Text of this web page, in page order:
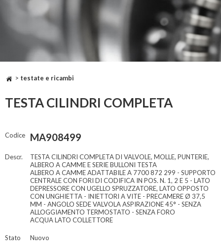
> testate e ricambi
TESTA CILINDRI COMPLETA
Codice MA908499
Descr.
TESTA CILINDRI COMPLETA DI VALVOLE, MOLLE, PUNTERIE,
ALBERO A CAMME E SERIE BULLONI TESTA
ALBERO A CAMME ADATTABILE A 7700 872 299 - SUPPORTO
CENTRALE CON FORI DI CODIFICA IN POS. N. 1, 2 E 5 - LATO
DEPRESSORE CON UGELLO SPRUZZATORE, LATO OPPOSTO
CON UNGHIETTA - INIETTORI A VITE - PRECAMERE Ø 37,5
MM - ANGOLO SEDE VALVOLA ASPIRAZIONE 45° - SENZA
ALLOGGIAMENTO TERMOSTATO - SENZA FORO
ACQUA LATO COLLETTORE
Stato Nuovo